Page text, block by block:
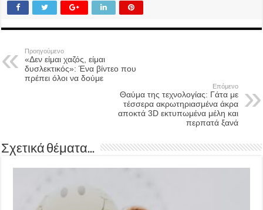
Προηγούμενο
«Δεν είμαι χαζός, είμαι
δυσλεκτικός»: Ένα βίντεο που
πρέπει όλοι να δούμε
Επόμενο
Θαύμα της τεχνολογίας: Γάτα με
τέσσερα ακρωτηριασμένα άκρα
αποκτά 3D εκτυπωμένα μέλη και
περπατά ξανά
Σχετικά θέματα...